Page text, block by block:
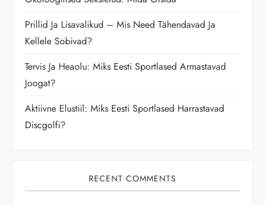
t
i
o
n
Prillid Ja Lisavalikud – Mis Need Tähendavad Ja
Kellele Sobivad?
Tervis Ja Heaolu: Miks Eesti Sportlased Armastavad
Joogat?
Aktiivne Elustiil: Miks Eesti Sportlased Harrastavad
Discgolfi?
RECENT COMMENTS